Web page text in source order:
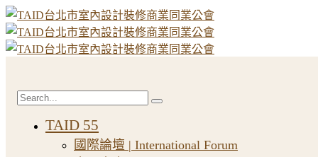
TAID 55
國際論壇 | International Forum